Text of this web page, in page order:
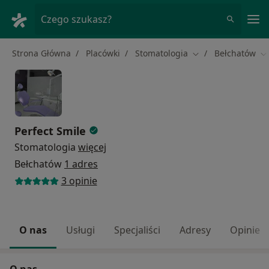
Czego szukasz?
Strona Główna Placówki Stomatologia Zmień miasto
Bełchatów
Perfect Smile
Stomatologia więcej
Bełchatów 1 adres
3 opinie
O nas Usługi Specjaliści Adresy Opinie